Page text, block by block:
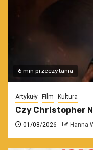
6 min przeczytania
Artykuły Film Kultura
Czy Christopher
01/08/2026 Hanna